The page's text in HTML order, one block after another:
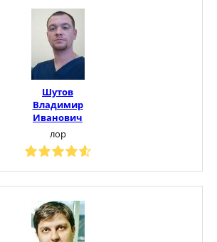
Шутов
Владимир
Иванович
лор